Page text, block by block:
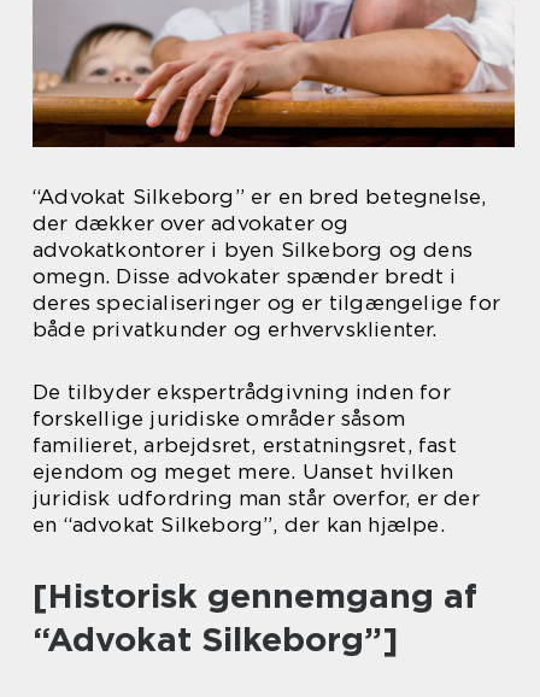
“Advokat Silkeborg” er en bred betegnelse,
der dækker over advokater og
advokatkontorer i byen Silkeborg og dens
omegn. Disse advokater spænder bredt i
deres specialiseringer og er tilgængelige for
både privatkunder og erhvervsklienter.
De tilbyder ekspertrådgivning inden for
forskellige juridiske områder såsom
familieret, arbejdsret, erstatningsret, fast
ejendom og meget mere. Uanset hvilken
juridisk udfordring man står overfor, er der
en “advokat Silkeborg”, der kan hjælpe.
[Historisk gennemgang af
“Advokat Silkeborg”]